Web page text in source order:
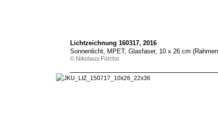
Lichtzeichnung 160317, 2016
Sonnenlicht, MPET, Glasfaser, 10 x 26 cm
© Nikolaus Fürcho